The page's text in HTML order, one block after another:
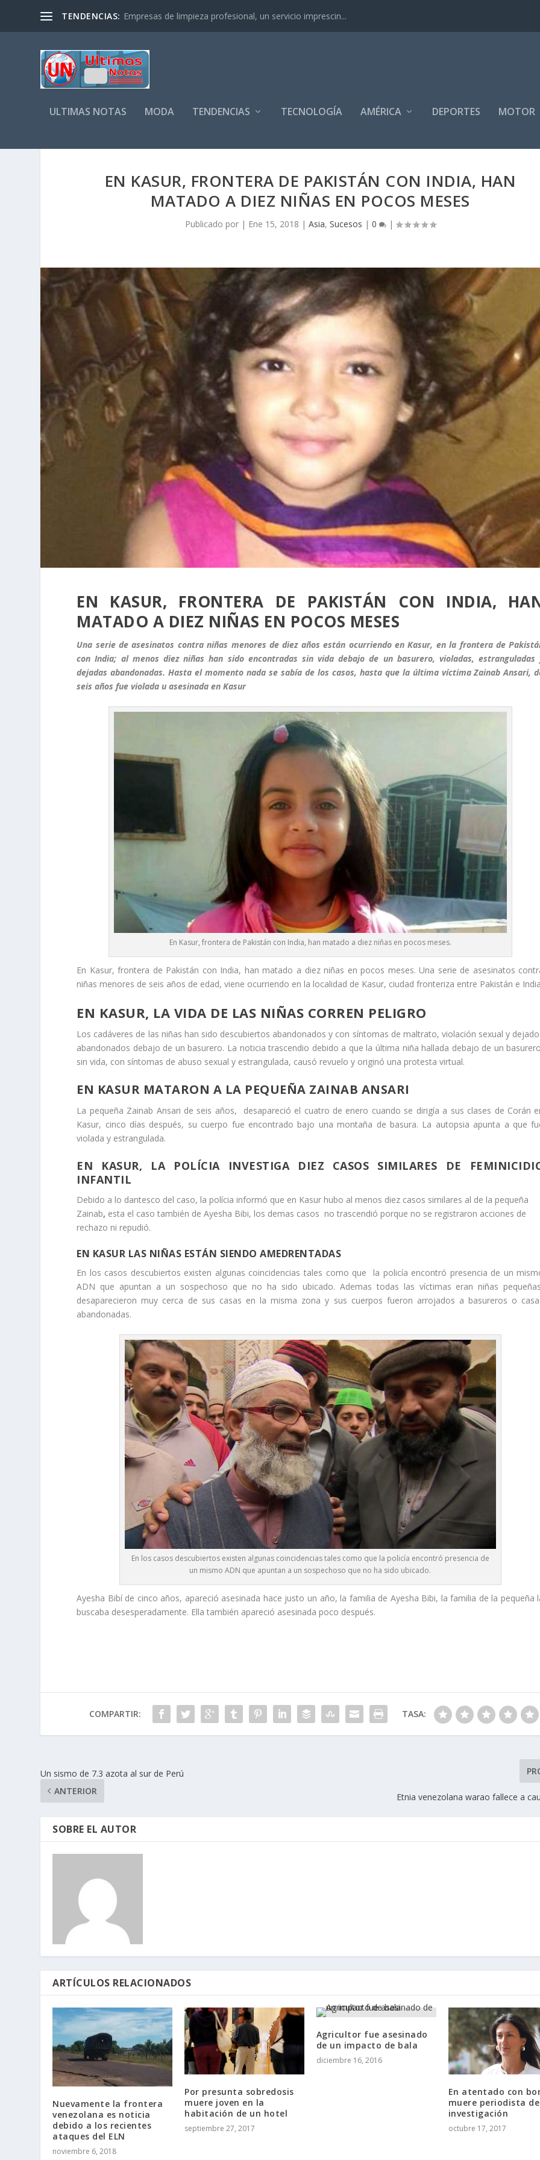
TENDENCIAS: Empresas de limpieza profesional, un servicio imprescin...
ULTIMAS NOTAS MODA TENDENCIAS TECNOLOGÍA AMÉRICA DEPORTES MOTOR
EN KASUR, FRONTERA DE PAKISTÁN CON INDIA, HAN
MATADO A DIEZ NIÑAS EN POCOS MESES
Publicado por | Ene 15, 2018 | Asia, Sucesos | 0 |
EN KASUR, FRONTERA DE PAKISTÁN CON INDIA,
MATADO A DIEZ NIÑAS EN POCOS MESES
Una serie de asesinatos contra niñas menores de diez años están ocurriendo en Kasur, en la frontera de
con India; al menos diez niñas han sido encontradas sin vida debajo de un basurero, violadas, estranguladas
dejadas abandonadas. Hasta el momento nada se sabía de los casos, hasta que la última víctima Zainab Ansari,
seis años fue violada u asesinada en Kasur
En Kasur, frontera de Pakistán con India, han matado a diez niñas en pocos meses.
En Kasur, frontera de Pakistán con India, han matado a diez niñas en pocos meses. Una serie de asesinatos
niñas menores de seis años de edad, viene ocurriendo en la localidad de Kasur, ciudad fronteriza entre Pakistán e
EN KASUR, LA VIDA DE LAS NIÑAS CORREN PELIGRO
Los cadáveres de las niñas han sido descubiertos abandonados y con síntomas de maltrato, violación sexual y
abandonados debajo de un basurero. La noticia trascendio debido a que la última niña hallada debajo de un
sin vida, con síntomas de abuso sexual y estrangulada, causó revuelo y originó una protesta virtual.
EN KASUR MATARON A LA PEQUEÑA ZAINAB ANSARI
La pequeña Zainab Ansari de seis años, desapareció el cuatro de enero cuando se dirigía a sus clases de Corán
Kasur, cinco días después, su cuerpo fue encontrado bajo una montaña de basura. La autopsia apunta a que
violada y estrangulada.
EN KASUR, LA POLÍCIA INVESTIGA DIEZ CASOS SIMILARES DE
INFANTIL
Debido a lo dantesco del caso, la polícia informó que en Kasur hubo al menos diez casos similares al de la pequeña
Zainab, esta el caso también de Ayesha Bibi, los demas casos no trascendió porque no se registraron acciones de
rechazo ni repudió.
EN KASUR LAS NIÑAS ESTÁN SIENDO AMEDRENTADAS
En los casos descubiertos existen algunas coincidencias tales como que la policía encontró presencia de un
ADN que apuntan a un sospechoso que no ha sido ubicado. Ademas todas las víctimas eran niñas
desaparecieron muy cerca de sus casas en la misma zona y sus cuerpos fueron arrojados a basureros o
abandonadas.
En los casos descubiertos existen algunas coincidencias tales como que la policía encontró presencia de
un mismo ADN que apuntan a un sospechoso que no ha sido ubicado.
Ayesha Bibí de cinco años, apareció asesinada hace justo un año, la familia de Ayesha Bibi, la familia de la pequeña
buscaba desesperadamente. Ella también apareció asesinada poco después.
COMPARTIR: TASA:
Un sismo de 7.3 azota al sur de Perú
ANTERIOR
Etnia venezolana warao fallece a
SOBRE EL AUTOR
ARTÍCULOS RELACIONADOS
Nuevamente la frontera
venezolana es noticia
debido a los recientes
ataques del ELN
noviembre 6, 2018
Por presunta sobredosis
muere joven en la
habitación de un hotel
septiembre 27, 2017
Agricultor fue asesinado
de un impacto de bala
diciembre 16, 2016
En atentado con
muere periodista de
investigación
octubre 17, 2017